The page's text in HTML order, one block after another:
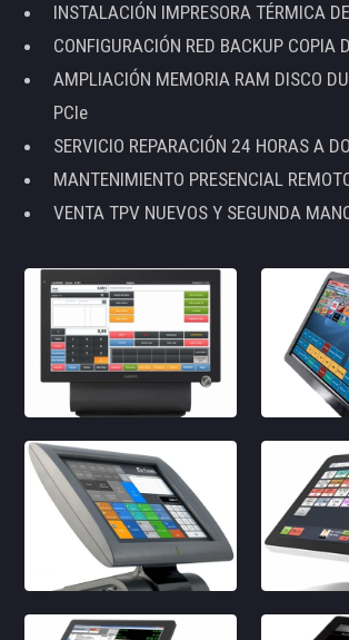
INSTALACIÓN IMPRESORA TÉRMICA
CONFIGURACIÓN RED BACKUP COPIA
AMPLIACIÓN MEMORIA RAM DISCO
PCIe
SERVICIO REPARACIÓN 24 HORAS A
MANTENIMIENTO PRESENCIAL
VENTA TPV NUEVOS Y SEGUNDA